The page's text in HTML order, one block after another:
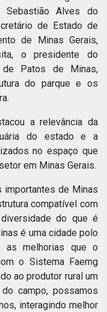
Alves do
de Estado de
de Minas Gerais,
o presidente do
de Patos de Minas,
do parque e os
a relevância da
do estado e a
no espaço que
em Minas Gerais.
importantes de Minas
compatível com
do que é
é uma cidade polo
as melhorias que o
o Sistema Faemg
ao produtor rural um
campo, possamos
interagindo melhor